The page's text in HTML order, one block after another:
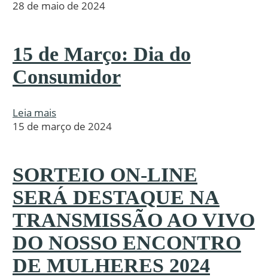
28 de maio de 2024
15 de Março: Dia do
Consumidor
Leia mais
15 de março de 2024
SORTEIO ON-LINE
SERÁ DESTAQUE NA
TRANSMISSÃO AO VIVO
DO NOSSO ENCONTRO
DE MULHERES 2024